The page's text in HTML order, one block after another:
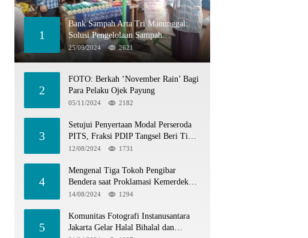
1
Bank Sampah Arta Tri Manunggal:
Solusi Pengelolaan Sampah
Berkelanjutan di Tangerang Selatan
25/09/2024 2621
2
FOTO: Berkah ‘November Rain’ Bagi
Para Pelaku Ojek Payung
05/11/2024 2182
3
Setujui Penyertaan Modal Perseroda
PITS, Fraksi PDIP Tangsel Beri Tiga
Catatan
12/08/2024 1731
4
Mengenal Tiga Tokoh Pengibar
Bendera saat Proklamasi Kemerdekaan
1945
14/08/2024 1294
5
Komunitas Fotografi Instanusantara
Jakarta Gelar Halal Bihalal dan